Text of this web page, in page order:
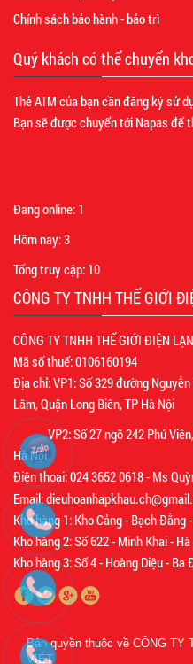
Chính sách bảo hành - bảo trì
Quý khách có thể chuyển
Thẻ ATM của bạn cần đăng ký sử
Bạn sẽ được chuyển tới Napas để
Đang online: 1
Hôm nay:3
Tổng truy cập: 10
CÔNG TY TNHH THẾ GIỚI
CÔNG TY TNHH THẾ GIỚI ĐIỆN
Mã số thuế: 0106160194
Địa chỉ: VP1: Số 329 đường
Lâm, Quận Long Biên, TP Hà Nội
VP2: Số 27 ngõ 242 Phú Viên,
Hà Nội
Điện thoại: 024 3652 0618 - Ms
Email:
Kho hàng 1: Kho Cảng - Bạch Đằng
Kho hàng 2: Số 622 - Minh Khai -
Kho hàng 3: Số 4 - Hoàng Diệu - Ba
Bản quyền thuộc về CÔNG TY
VIỆT